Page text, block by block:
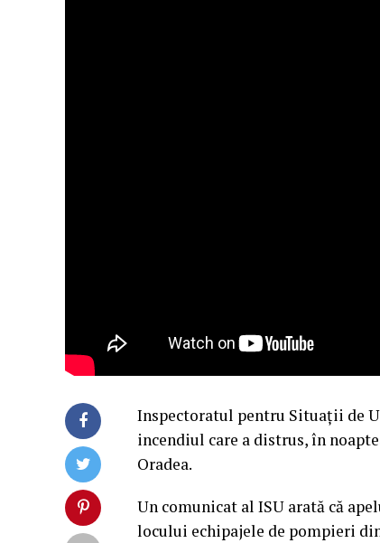
Inspectoratul pentru Situații de
incendiul care a distrus, în
Oradea.
Un comunicat al ISU arată că
locului echipajele de pompieri